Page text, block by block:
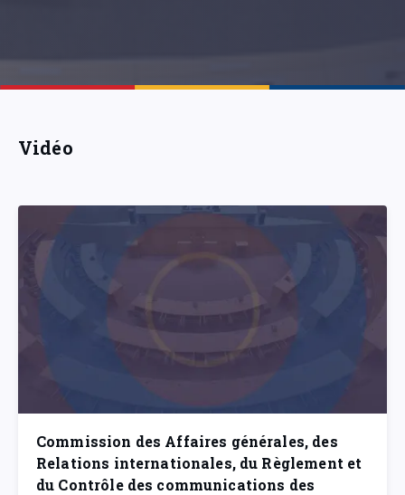
Vidéo
Commission des Affaires générales, des
Relations internationales, du Règlement et
du Contrôle des communications des